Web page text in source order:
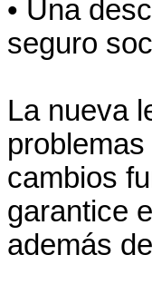
• Una
seguro
La nueva
cambios
garantice
además